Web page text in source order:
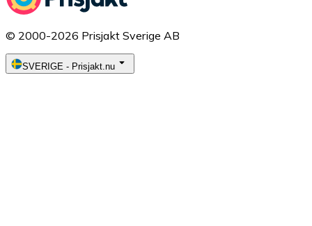
© 2000-2026 Prisjakt Sverige AB
SVERIGE - Prisjakt.nu